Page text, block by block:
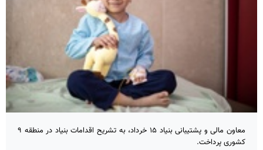
معاون مالی و پشتیبانی بنیاد ۱۵ خرداد، به تشریح اقدامات بنیاد در منطقه ۹
کشوری پرداخت.